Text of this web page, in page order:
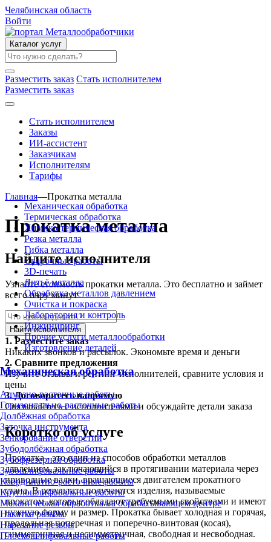
Челябинская область
Войти
Каталог услуг
Разместить заказ Стать исполнителем
Разместить заказ
Стать исполнителем
Заказы
ИИ-ассистент
Заказчикам
Исполнителям
Тарифы
Механическая обработка
Термическая обработка
Химико-термическая обработка
Резка металла
Гибка металла
Сварочные работы
3D-печать
Литьё металла
Обработка металлов давлением
Очистка и покраска
Лаборатория и контроль
Инжиниринг
Прочие услуги металлообработки
Изготовление деталей
Механическая обработка
Алмазно-расточные работы
Горизонтально-расточные работы
Долбёжная обработка
Заточка инструмента
Зенкерование отверстий
Зубодолбёжная обработка
Зубофрезерная обработка
Зубошлифовальные работы
Координатно-расточные работы
Круглошлифовальные работы
Механическая обработка на обрабатывающем центре
Накатка резьбы
Нарезание резьбы
Плоскошлифовальные работы
Главная—Прокатка металла
Прокатка металла
Найдите исполнителя
Узнайте стоимость прокатки металла. Это бесплатно и займет
всего пару минут
Найти исполнителя
1. Разместите заказ
Никаких звонков и рассылок. Экономьте время и деньги
2. Сравните предложения
Изучите отзывы и рейтинг исполнителей, сравните условия и
цены
3.Договоритесь напрямую
Связывайтесь с исполнителями и обсуждайте детали заказа
Коротко об услуге
Прокатка - это один из способов обработки металлов
давлением, заключающийся в протягивании материала через
приводные валки, вращающиеся двигателем прокатного
стана. В результате получаются изделия, называемые
прокатом, которые обладают требуемыми свойствами и имеют
нужную форму и размер. Прокатка бывает холодная и горячая,
продольная поперечная и поперечно-винтовая (косая),
симметричная и несимметричная, свободная и несвободная.